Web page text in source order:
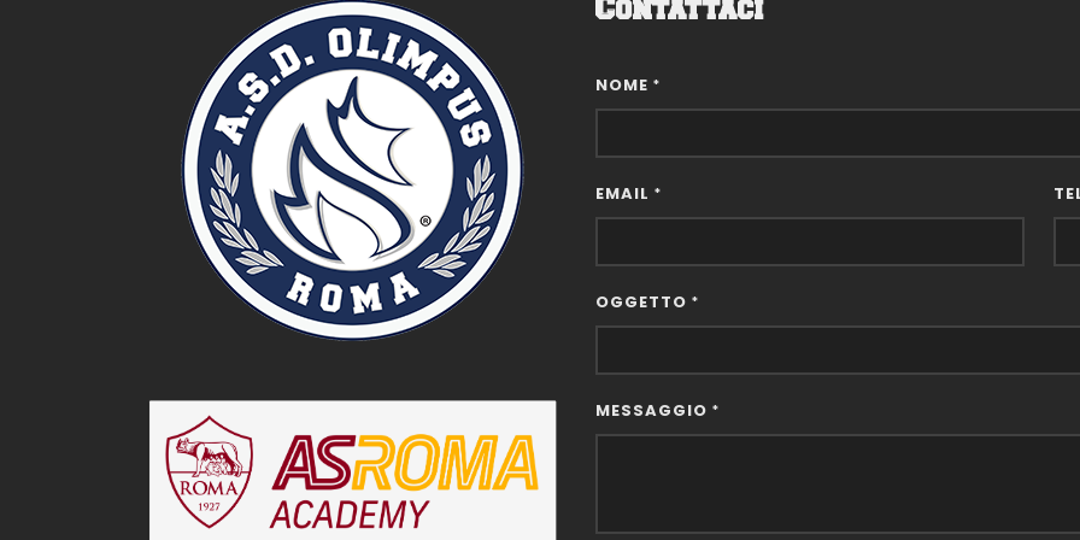
Contattaci
NOME *
EMAIL *
OGGETTO *
MESSAGGIO *